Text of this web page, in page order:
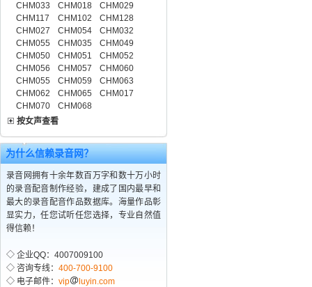
CHM033
CHM018
CHM029
CHM117
CHM102
CHM128
CHM027
CHM054
CHM032
CHM055
CHM035
CHM049
CHM050
CHM051
CHM052
CHM056
CHM057
CHM060
CHM055
CHM059
CHM063
CHM062
CHM065
CHM017
CHM070
CHM068
按女声查看
为什么信赖录音网？
录音网拥有十余年数百万字和数十万小时
的录音配音制作经验，建成了国内最早和
最大的录音配音作品数据库。海量作品彰
显实力，任您试听任您选择，专业自然值
得信赖！
◇ 企业QQ：4007009100
◇ 咨询专线： 400-700-9100
◇ 电子邮件： vip
luyin.com